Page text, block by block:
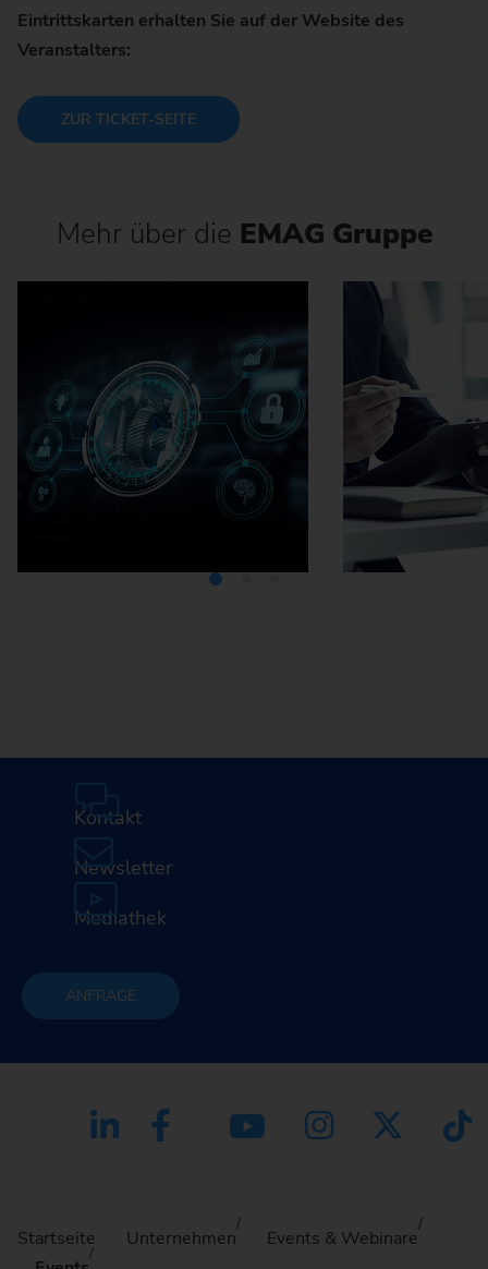
Eintrittskarten erhalten Sie auf der Website des
Veranstalters:
ZUR TICKET-SEITE
Mehr über die EMAG Gruppe
Kontakt
Newsletter
Mediathek
ANFRAGE
Startseite Unternehmen
Events & Webinare